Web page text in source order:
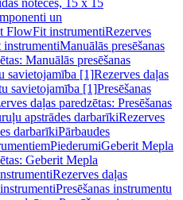
noteces, 15 x 15
un
FlowFit instrumentiRezerves
instrumentiManuālās presēšanas
Manuālās presēšanas
savietojamība [1]Rezerves daļas
savietojamība [1]Presēšanas
daļas paredzētas: Presēšanas
apstrādes darbarīkiRezerves
darbarīkiPārbaudes
PiederumiGeberit Mepla
Geberit Mepla
Rezerves daļas
Presēšanas instrumentu